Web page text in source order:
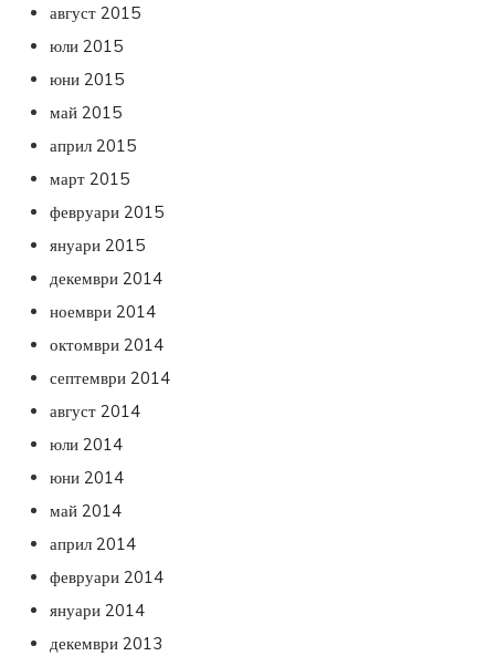
август 2015
юли 2015
юни 2015
май 2015
април 2015
март 2015
февруари 2015
януари 2015
декември 2014
ноември 2014
октомври 2014
септември 2014
август 2014
юли 2014
юни 2014
май 2014
април 2014
февруари 2014
януари 2014
декември 2013